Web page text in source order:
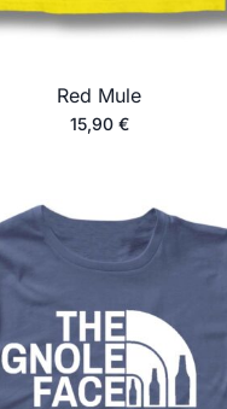
Red Mule
15,90 €